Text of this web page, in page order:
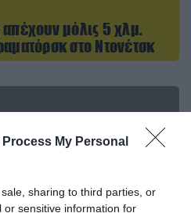
Process My Personal
sharing to third parties, or
or sensitive information for
μόλις 5 χλμ.
στο Ντονέτσκ